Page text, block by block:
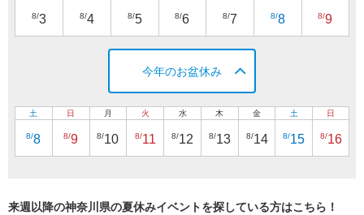
8/3 8/4 8/5 8/6 8/7 8/8 8/9
今年のお盆休み
土
8/8
日
8/9
月
8/10
火
8/11
水
8/12
木
8/13
金
8/14
土
8/15
日
8/16
来週以降の神奈川県の夏休みイベントを探している方はこちら！